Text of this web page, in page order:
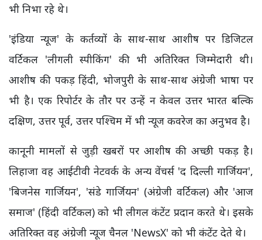
भी निभा रहे थे।
'इंडिया न्यूज' के कर्तव्यों के साथ-साथ आशीष पर डिजिटल
वर्टिकल 'लीगली स्पीकिंग' की भी अतिरिक्त जिम्मेदारी थी।
आशीष की पकड़ हिंदी, भोजपुरी के साथ-साथ अंग्रेजी भाषा पर
भी है। एक रिपोर्टर के तौर पर उन्हें न केवल उत्तर भारत बल्कि
दक्षिण, उत्तर पूर्व, उत्तर पश्चिम में भी न्यूज कवरेज का अनुभव है।
कानूनी मामलों से जुड़ी खबरों पर आशीष की अच्छी पकड़ है।
लिहाजा वह आईटीवी नेटवर्क के अन्य वेंचर्स 'द दिल्ली गार्जियन',
'बिजनेस गार्जियन', 'संडे गार्जियन' (अंग्रेजी वर्टिकल) और 'आज
समाज' (हिंदी वर्टिकल) को भी लीगल कंटेंट प्रदान करते थे। इसके
अतिरिक्त वह अंग्रेजी न्यूज चैनल 'NewsX' को भी कंटेंट देते थे।